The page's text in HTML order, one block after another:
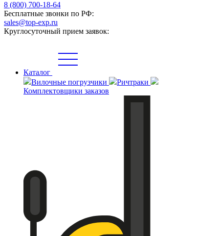
8 (800) 700-18-64
Бесплатные звонки по РФ:
sales@top-exp.ru
Круглосуточный прием заявок:
Каталог
Вилочные погрузчики
Ричтраки
Комплектовщики заказов